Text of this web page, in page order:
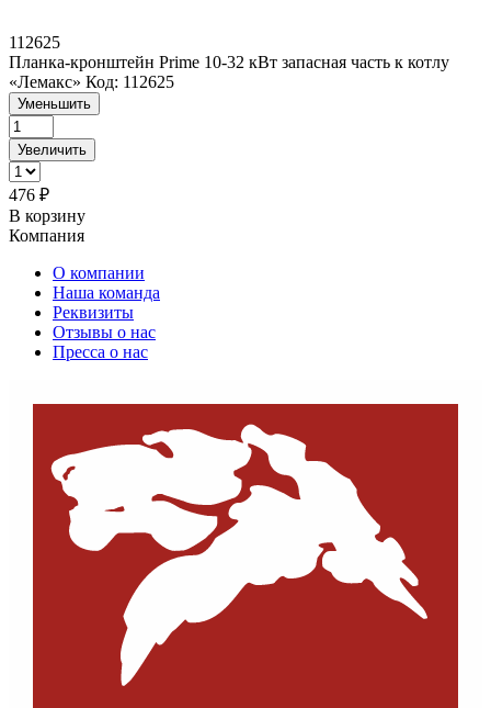
112625
Планка-кронштейн Prime 10-32 кВт запасная часть к котлу
«Лемакс» Код: 112625
Уменьшить
Увеличить
476 ₽
В корзину
Компания
О компании
Наша команда
Реквизиты
Отзывы о нас
Пресса о нас